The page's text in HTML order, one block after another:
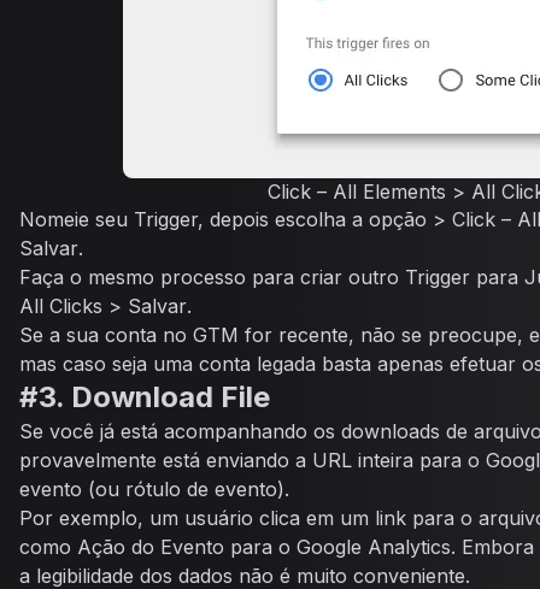
Click – All Elements > All
Nomeie seu Trigger, depois escolha a opção > Click –
Salvar.
Faça o mesmo processo para criar outro Trigger para
All Clicks > Salvar.
Se a sua conta no GTM for recente, não se preocupe,
mas caso seja uma conta legada basta apenas efetuar
#3. Download File
Se você já está acompanhando os downloads de
provavelmente está enviando a URL inteira para o
evento (ou rótulo de evento).
Por exemplo, um usuário clica em um link para o
como Ação do Evento para o Google Analytics.
a legibilidade dos dados não é muito conveniente.